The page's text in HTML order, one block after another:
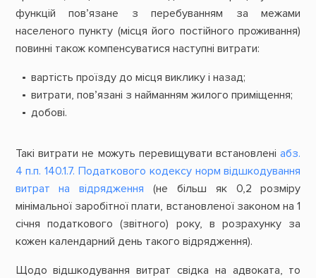
функцій пов’язане з перебуванням за межами
населеного пункту (місця його постійного проживання)
повинні також компенсуватися наступні витрати:
вартість проїзду до місця виклику і назад;
витрати, пов’язані з найманням жилого приміщення;
добові.
Такі витрати не можуть перевищувати встановленіабз.
4 п.п. 140.1.7. Податкового кодексу норм відшкодування
витрат на відрядження (не більш як 0,2 розміру
мінімальної заробітної плати, встановленої законом на 1
січня податкового (звітного) року, в розрахунку за
кожен календарний день такого відрядження).
Щодо відшкодування витрат свідка на адвоката, то